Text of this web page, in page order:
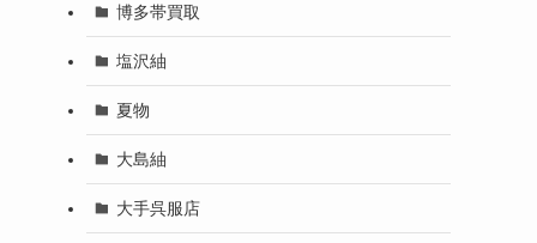
博多帯買取
塩沢紬
夏物
大島紬
大手呉服店